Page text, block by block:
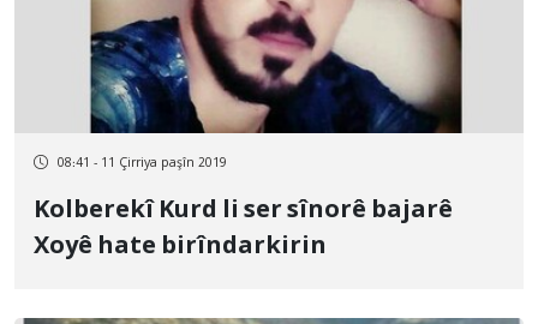
08:41 - 11 Çirriya paşîn 2019
Kolberekî Kurd li ser sînorê bajarê
Xoyê hate birîndarkirin